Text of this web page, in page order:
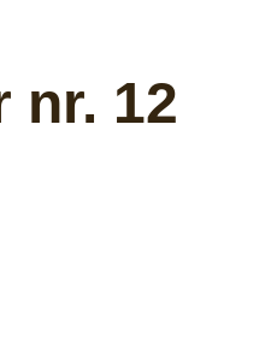
nr. 12